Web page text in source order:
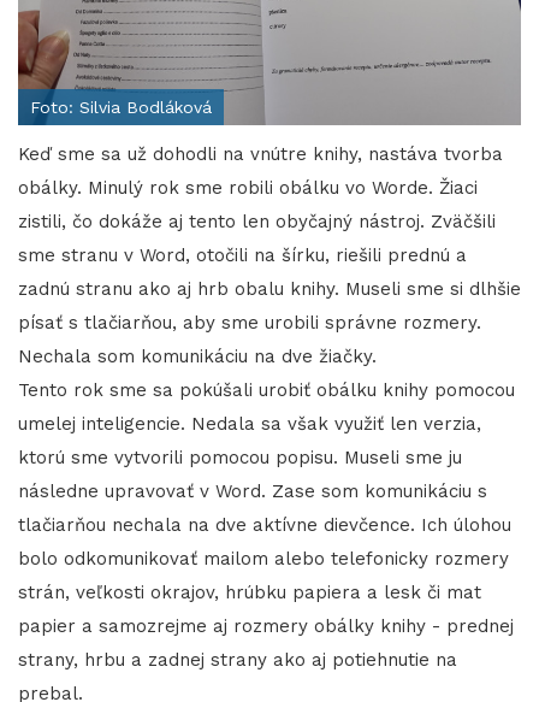
Foto: Silvia Bodláková
Keď sme sa už dohodli na vnútre knihy, nastáva tvorba
obálky. Minulý rok sme robili obálku vo Worde. Žiaci
zistili, čo dokáže aj tento len obyčajný nástroj. Zväčšili
sme stranu v Word, otočili na šírku, riešili prednú a
zadnú stranu ako aj hrb obalu knihy. Museli sme si dlhšie
písať s tlačiarňou, aby sme urobili správne rozmery.
Nechala som komunikáciu na dve žiačky.
Tento rok sme sa pokúšali urobiť obálku knihy pomocou
umelej inteligencie. Nedala sa však využiť len verzia,
ktorú sme vytvorili pomocou popisu. Museli sme ju
následne upravovať v Word. Zase som komunikáciu s
tlačiarňou nechala na dve aktívne dievčence. Ich úlohou
bolo odkomunikovať mailom alebo telefonicky rozmery
strán, veľkosti okrajov, hrúbku papiera a lesk či mat
papier a samozrejme aj rozmery obálky knihy - prednej
strany, hrbu a zadnej strany ako aj potiehnutie na
prebal.